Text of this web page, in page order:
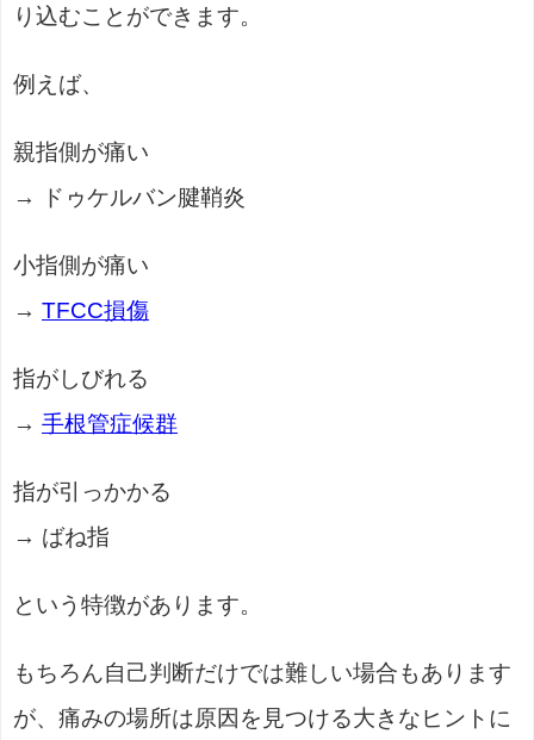
り込むことができます。
例えば、
親指側が痛い
→ ドゥケルバン腱鞘炎
小指側が痛い
→ TFCC損傷
指がしびれる
→ 手根管症候群
指が引っかかる
→ ばね指
という特徴があります。
もちろん自己判断だけでは難しい場合もあります
が、痛みの場所は原因を見つける大きなヒントに